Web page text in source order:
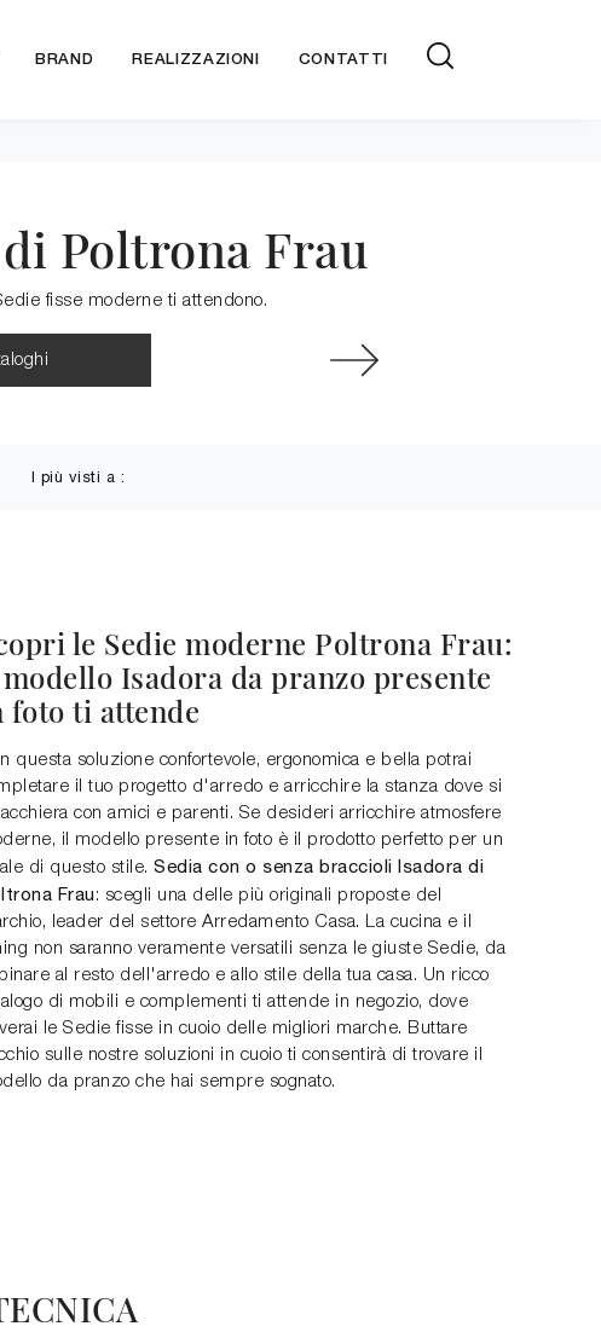
BRAND REALIZZAZIONI CONTATTI
Poltrona Frau
fisse moderne ti attendono.
I più visti a :
le Sedie moderne Poltrona Frau:
Isadora da pranzo presente
foto ti attende
questa soluzione confortevole, ergonomica e bella potrai
il tuo progetto d'arredo e arricchire la stanza dove si
con amici e parenti. Se desideri arricchire atmosfere
il modello presente in foto è il prodotto perfetto per un
di questo stile. Sedia con o senza braccioli Isadora di
Frau : scegli una delle più originali proposte del
leader del settore Arredamento Casa. La cucina e il
non saranno veramente versatili senza le giuste Sedie, da
al resto dell'arredo e allo stile della tua casa. Un ricco
di mobili e complementi ti attende in negozio, dove
le Sedie fisse in cuoio delle migliori marche. Buttare
sulle nostre soluzioni in cuoio ti consentirà di trovare il
da pranzo che hai sempre sognato.